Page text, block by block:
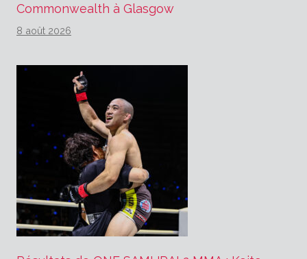
Commonwealth à Glasgow
8 août 2026